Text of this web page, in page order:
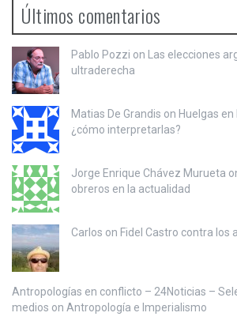
Últimos comentarios
Pablo Pozzi on
Las elecciones
ultraderecha
Matias De Grandis on Huelgas
¿cómo interpretarlas?
Jorge Enrique Chávez Murueta
obreros en la actualidad
Carlos on Fidel Castro contra los
Antropologías en conflicto – 24Noticias –
medios on Antropología e Imperialismo